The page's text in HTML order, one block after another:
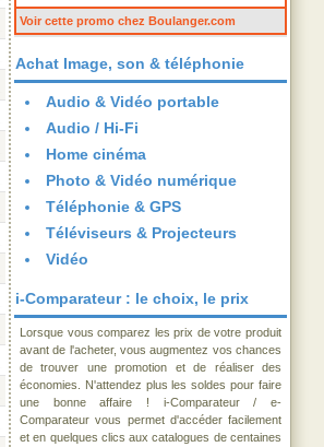
Voir cette promo chez Boulanger.com
Achat Image, son & téléphonie
Audio & Vidéo portable
Audio / Hi-Fi
Home cinéma
Photo & Vidéo numérique
Téléphonie & GPS
Téléviseurs & Projecteurs
Vidéo
i-Comparateur : le choix, le prix
Lorsque vous comparez les prix de votre produit
avant de l'acheter, vous augmentez vos chances
de trouver une promotion et de réaliser des
économies. N'attendez plus les soldes pour faire
une bonne affaire ! i-Comparateur / e-
Comparateur vous permet d'accéder facilement
et en quelques clics aux catalogues de centaines